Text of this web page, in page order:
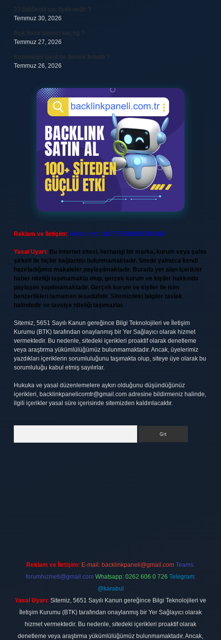
23 baklavalı sac fiyatı nedir ?
Temmuz 30, 2026
Açık hava basıncı kaç hg ?
Temmuz 27, 2026
Kozmolojik kanıt ne demek felsefe ?
Temmuz 26, 2026
Reklam ve İletişim: Skype: live:.cid.575569c608265c69
Yasal Uyarı: Bu internet sitesi, herhangi bir marka, kurum veya şahıs
şirketi ile hiçbir bağlantısı bulunmamaktadır. Sitede yalnızca kendi
hazırladığımız makaleler paylaşılmaktadır. Burada yer alan içerikler
haber niteliği taşımamakta olup, gerçek kurum ve kişiler hakkında
paylaşım yapılmamaktadır. Gerçek kurum ve kişiler ile isim
benzerlikleri tamamen tesadüfidir. Sitemizdeki bilgiler taslak
halindedir ve tavsiye niteliği taşımazlar.
Sitemiz, 5651 Sayılı Kanun gereğince Bilgi Teknolojileri ve İletişim
Kurumu (BTK) tarafından onaylanmış bir Yer Sağlayıcı olarak hizmet
vermektedir. Bu nedenle, sitedeki içerikleri proaktif olarak denetleme
veya araştırma yükümlülüğümüz bulunmamaktadır. Ancak, üyelerimiz
yazdıkları içeriklerin sorumluluğunu taşımakta olup, siteye üye olarak bu
sorumluluğu kabul etmiş sayılırlar.
Hukuka ve yasal düzenlemelere aykırı olduğunu düşündüğünüz
içerikleri, backlinkpanelicomtr@gmail.com adresine bildirmeniz halinde,
ilgili içerikler yasal süre içerisinde sitemizden kaldırılacaktır.
Reklam ve İletişim: E-mail: backlinkpaneli@gmail.com Teams:
forumhizmeti@gmail.com Whatsapp: 0262 606 0 726 Telegram:
@karabul
Yasal Uyarı: Sitemiz, 5651 Sayılı Kanun gereğince Bilgi Teknolojileri ve
İletişim Kurumu (BTK) tarafından onaylanmış bir Yer Sağlayıcı olarak
hizmet vermektedir. Bu nedenle, sitedeki içerikleri proaktif olarak
denetleme veya araştırma yükümlülüğümüz bulunmamaktadır. Ancak,